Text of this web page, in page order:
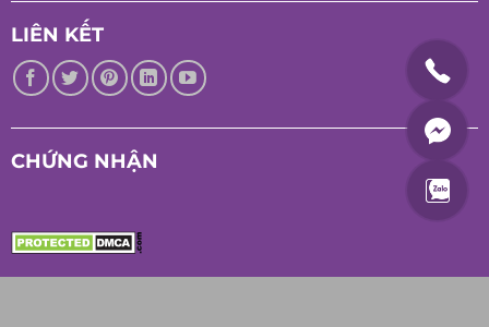
LIÊN KẾT
CHỨNG NHẬN